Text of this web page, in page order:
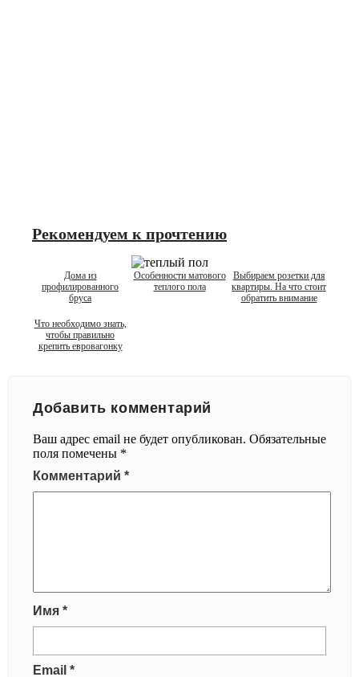
Рекомендуем к прочтению
Дома из
профилированного
бруса
Особенности матового
теплого пола
Выбираем розетки для
квартиры. На что стоит
обратить внимание
Что необходимо знать,
чтобы правильно
крепить евровагонку
Добавить комментарий
Ваш адрес email не будет опубликован. Обязательные
поля помечены *
Комментарий *
Имя *
Email *